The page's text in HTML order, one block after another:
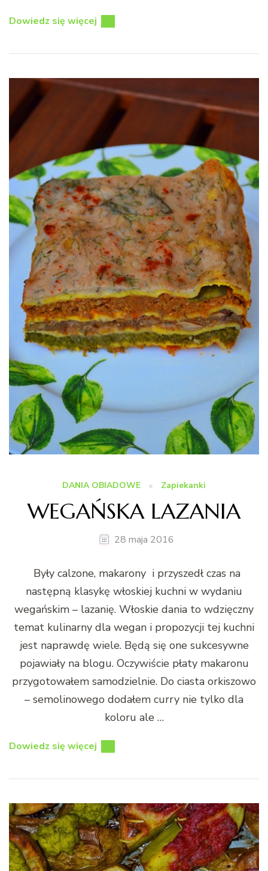
Dowiedz się więcej
DANIA OBIADOWE Zapiekanki
WEGAŃSKA LAZANIA
28 maja 2016
Były calzone, makarony i przyszedł czas na
następną klasykę włoskiej kuchni w wydaniu
wegańskim – lazanię. Włoskie dania to wdzięczny
temat kulinarny dla wegan i propozycji tej kuchni
jest naprawdę wiele. Będą się one sukcesywne
pojawiały na blogu. Oczywiście płaty makaronu
przygotowałem samodzielnie. Do ciasta orkiszowo
– semolinowego dodałem curry nie tylko dla
koloru ale …
Dowiedz się więcej